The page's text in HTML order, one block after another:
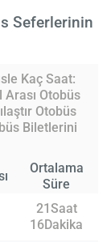
Seferlerinin
Kaç Saat:
Otobüs
Otobüs
Biletlerini
Ortalama
Süre
21Saat
16Dakika